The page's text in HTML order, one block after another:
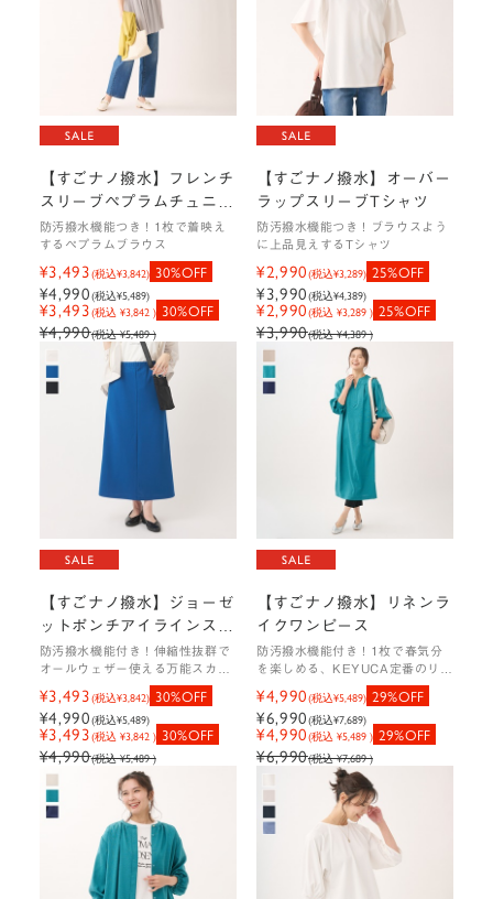
【すごナノ撥水】フレンチ
スリーブペプラムチュニッ
ク
防汚撥水機能つき！1枚で着映え
するペプラムブラウス
¥3,493(税込¥3,842) 30%OFF
¥4,990(税込¥5,489)
¥3,493(税込 ¥3,842 ) 30%OFF
¥4,990(税込 ¥5,489 )
【すごナノ撥水】オーバー
ラップスリーブTシャツ
防汚撥水機能つき！ブラウスよう
に上品見えするTシャツ
¥2,990(税込¥3,289) 25%OFF
¥3,990(税込¥4,389)
¥2,990(税込 ¥3,289 ) 25%OFF
¥3,990(税込 ¥4,389 )
【すごナノ撥水】ジョーゼ
ットポンチアイラインスカ
ート
防汚撥水機能付き！伸縮性抜群で
オールウェザー使える万能スカー
¥3,493(税込¥3,842) 30%OFF
¥4,990(税込¥5,489)
¥3,493(税込 ¥3,842 ) 30%OFF
¥4,990(税込 ¥5,489 )
【すごナノ撥水】リネンラ
イクワンピース
防汚撥水機能付き！1枚で春気分
を楽しめる、KEYUCA定番のリネ
¥4,990(税込¥5,489) 29%OFF
¥6,990(税込¥7,689)
¥4,990(税込 ¥5,489 ) 29%OFF
¥6,990(税込 ¥7,689 )